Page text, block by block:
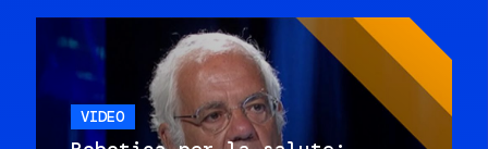
VIDEO